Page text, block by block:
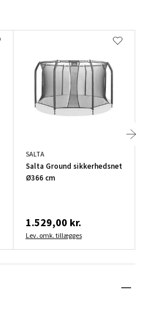
SALTA
Salta Ground sikkerhedsnet
Ø366 cm
1.529,00 kr.
Lev. omk. tillægges